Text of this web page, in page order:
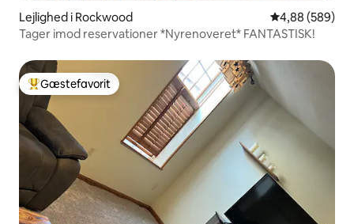
Lejlighed i Rockwood 4,88 ud af 5 i
4,88 (589)
Tager imod reservationer *Nyrenoveret* FANTASTISK!
Bedste gæstefavorit
Gæstefavorit